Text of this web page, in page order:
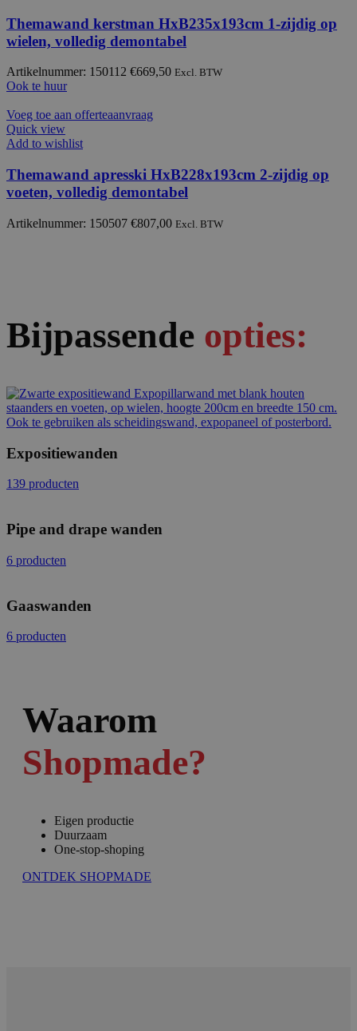
Themawand kerstman HxB235x193cm 1-zijdig op
wielen, volledig demontabel
Artikelnummer: 150112 €669,50 Excl. BTW
Ook te huur
Voeg toe aan offerteaanvraag
Quick view
Add to wishlist
Themawand apresski HxB228x193cm 2-zijdig op
voeten, volledig demontabel
Artikelnummer: 150507 €807,00 Excl. BTW
Bijpassende opties:
Expositiewanden
139 producten
Pipe and drape wanden
6 producten
Gaaswanden
6 producten
Waarom
Shopmade?
Eigen productie
Duurzaam
One-stop-shoping
ONTDEK SHOPMADE